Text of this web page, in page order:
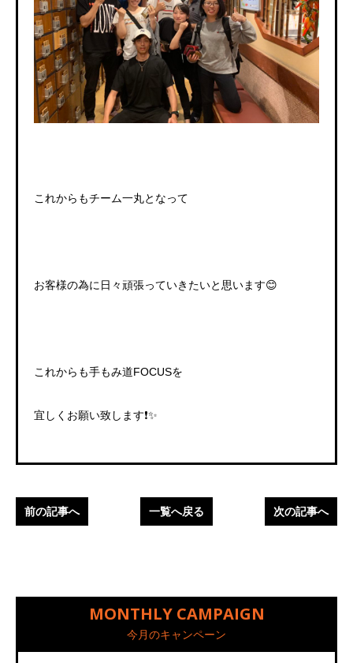
これからもチーム一丸となって
お客様の為に日々頑張っていきたいと思います😊
これからも手もみ道FOCUSを
宜しくお願い致します❗✨
前の記事へ 一覧へ戻る 次の記事へ
MONTHLY CAMPAIGN
今月のキャンペーン